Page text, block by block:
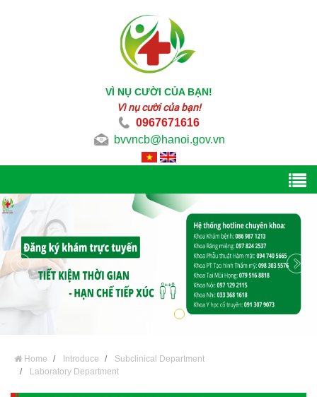
VÌ NỤ CƯỜI CỦA BẠN!
Vì nụ cười của bạn!
0967671616
bvvncb@hanoi.gov.vn
Home Introduce
Subclinical Department
Laboratory Department